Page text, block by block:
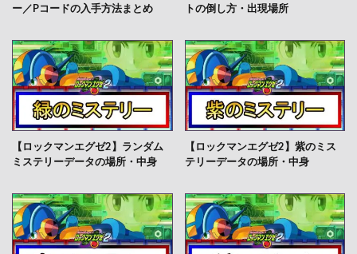
ー／Pコードの入手方法まとめ
トの倒し方・出現場所
【ロックマンエグゼ2】ランダム
ミステリーデータの場所・中身
【ロックマンエグゼ2】紫のミス
テリーデータの場所・中身